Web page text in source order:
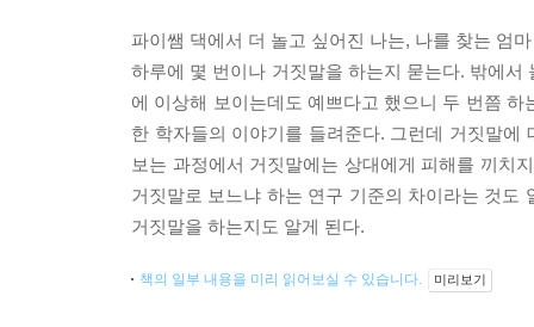
파이쌤 댁에서 더 놀고 싶어진 나는, 나를 찾는 엄
하루에 몇 번이나 거짓말을 하는지 묻는다. 밖에
에 이상해 보이는데도 예쁘다고 했으니 두 번쯤
한 학자들의 이야기를 들려준다. 그런데 거짓말
보는 과정에서 거짓말에는 상대에게 피해를 끼치
거짓말로 보느냐 하는 연구 기준의 차이라는 것도
거짓말을 하는지도 알게 된다.
책의 일부 내용을 미리 읽어보실 수 있습니다. 미리보기